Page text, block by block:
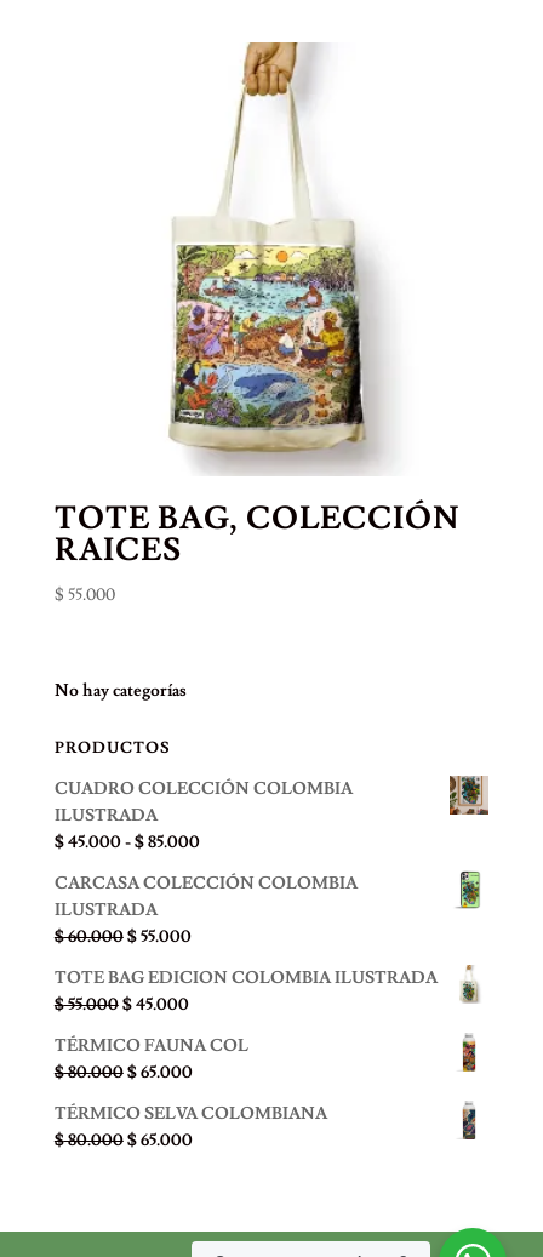
$ 35.000.
TOTE BAG, COLECCIÓN
RAICES
$ 55.000
No hay categorías
PRODUCTOS
CUADRO COLECCIÓN COLOMBIA
ILUSTRADA
$45.000-$85.000Rango
precios:
hasta
CARCASA COLECCIÓN COLOMBIA
ILUSTRADA
$60.000El
original
era:
$ 60.000.
$55.000El
actual
$ 55.000.
TOTE BAG EDICION COLOMBIA ILUSTRADA
$55.000El
original
era:
$ 55.000.
$45.000El
actual
es:
$ 45.000.
TÉRMICO FAUNA COL
$80.000El
original
era:
$65.000El
actual
es:
TÉRMICO SELVA COLOMBIANA
$80.000El
$ 80.000.
$65.000El
$ 65.000.